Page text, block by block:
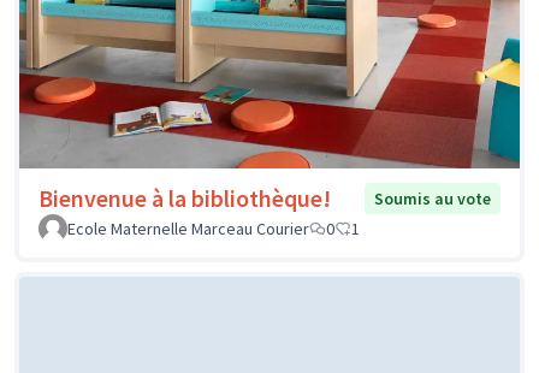
Récréation Active
Soumis au vote
AMAMBAL MIGUEL
0 0